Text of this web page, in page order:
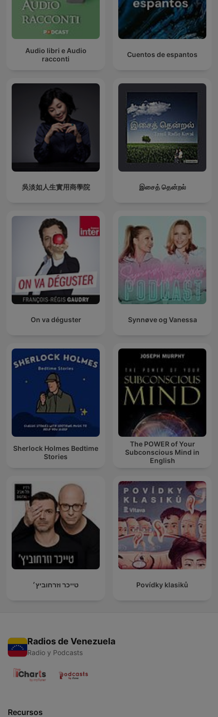
Audio libri e Audio
racconti
Cuentos de espantos
吳淡如人生實用商學院 இசைத் தென்றல்
On va déguster Synnøve og Vanessa
Sherlock Holmes Bedtime
Stories
The POWER of Your
Subconscious Mind in
English
טייכר וזרחוביץ׳ Povídky klasiků
Radios de Venezuela
Radio y Podcasts
Recursos